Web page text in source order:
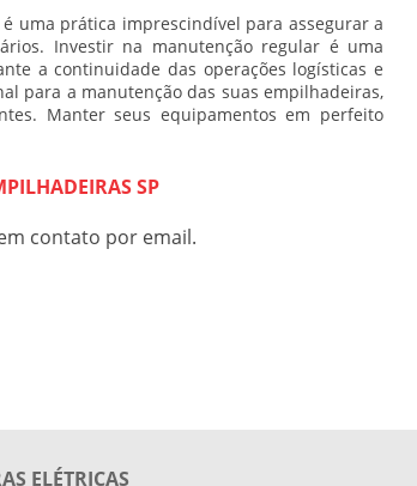
uma prática imprescindível para assegurar a
Investir na manutenção regular é uma
a continuidade das operações logísticas e
para a manutenção das suas empilhadeiras,
Manter seus equipamentos em perfeito
SP
contato por email.
ELÉTRICAS